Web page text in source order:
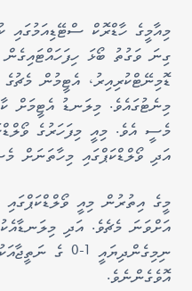
މިއާމީގެ ހާޑްރޮކް ސްޓޭޑިއަމުގައި
ގިނަ ވަގުތު ބޯޅަ
މިނެޓުގައެވެ. މިލަނޑު އެޓީމަށް
މެސީ އެވެ. މިއީ މިފަހަރުގެ
އަދި ވޯލްޑްކަޕްގައި މިހާތަނަށް މެސީ
މީގެ އިތުރުން މިއީ
އަށްވަނަ މެޗެވެ. އަދި
ނިމިގެންދިޔައީ
އޮވެގެންނެވެ.